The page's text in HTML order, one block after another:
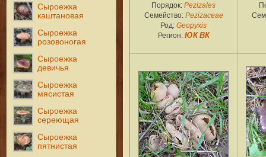
Сыроежка
каштановая
Сыроежка
розовоногая
Сыроежка
девичья
Сыроежка
мясистая
Сыроежка
сереющая
Сыроежка
пятнистая
Порядок: Pezizales
Семейство: Pezizaceae
Род: Geopyxis
Регион: ЮК ВК